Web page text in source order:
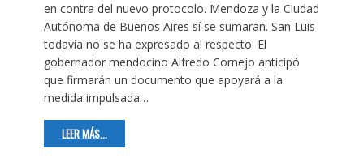
en contra del nuevo protocolo. Mendoza y la Ciudad
Autónoma de Buenos Aires sí se sumaran. San Luis
todavía no se ha expresado al respecto. El
gobernador mendocino Alfredo Cornejo anticipó
que firmarán un documento que apoyará a la
medida impulsada…
LEER MÁS...